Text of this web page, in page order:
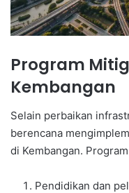
Program
Kembangan
Selain perbaikan
berencana
di Kembangan.
Pendidikan dan